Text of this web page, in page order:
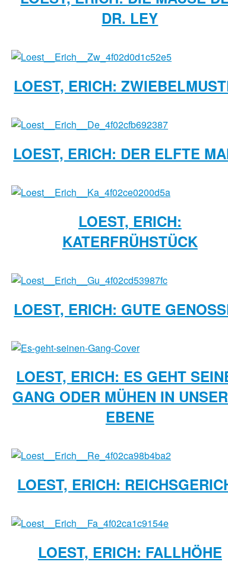
DR. LEY
LOEST, ERICH:
LOEST, ERICH: DER ELFTE
LOEST, ERICH:
KATERFRÜHSTÜCK
LOEST, ERICH: GUTE
LOEST, ERICH: ES GEHT
GANG ODER MÜHEN IN
EBENE
LOEST, ERICH:
LOEST, ERICH: FALLHÖHE